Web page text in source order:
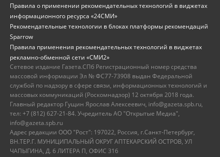
Правила о применении рекомендательных технологий в виджетах
информационного ресурса «24СМИ»
Рекомендательные технологии в блоках платформы рекомендаций
Sparrow
Правила применения рекомендательных технологий в виджетах
рекламно-обменной сети «СМИ2»
Сетевое издание Газета.СПб Регистрационный номер средства
массовой информации Эл № ФС77-73908 выдан Федеральной
службой по надзору в сфере связи, информационных технологий и
массовых коммуникаций (Роскомнадзор) 12 октября 2018 года.
Главный редактор Гущин Ярослав Алексеевич, info@gazeta.spb.ru,
тел: +7 (812) 627-21-84. Учредитель АО "Открытые Медиа",
info@gazeta.spb.ru
Адрес редакции ООО "Рост": 197022, Россия, г.Санкт-Петербург,
ВН.ТЕР.Г. МУНИЦИПАЛЬНЫЙ ОКРУГ АПТЕКАРСКИЙ ОСТРОВ, УЛ
ЧАПЫГИНА, Д. 6 ЛИТЕРА П, ОФИС 316